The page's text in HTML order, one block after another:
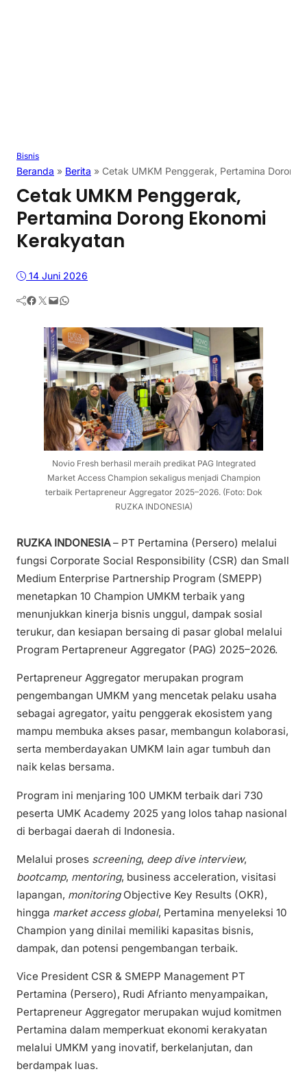
Bisnis
Beranda » Berita » Cetak UMKM Penggerak, Pertamina Dorong
Cetak UMKM Penggerak,
Pertamina Dorong Ekonomi
Kerakyatan
14 Juni 2026
Facebook Twitter Mail WhatsApp
Novio Fresh berhasil meraih predikat PAG Integrated
Market Access Champion sekaligus menjadi Champion
terbaik Pertapreneur Aggregator 2025–2026. (Foto: Dok
RUZKA INDONESIA)
RUZKA INDONESIA– PT Pertamina (Persero) melalui
fungsi Corporate Social Responsibility (CSR) dan Small
Medium Enterprise Partnership Program (SMEPP)
menetapkan 10 Champion UMKM terbaik yang
menunjukkan kinerja bisnis unggul, dampak sosial
terukur, dan kesiapan bersaing di pasar global melalui
Program Pertapreneur Aggregator (PAG) 2025–2026.
Pertapreneur Aggregator merupakan program
pengembangan UMKM yang mencetak pelaku usaha
sebagai agregator, yaitu penggerak ekosistem yang
mampu membuka akses pasar, membangun kolaborasi,
serta memberdayakan UMKM lain agar tumbuh dan
naik kelas bersama.
Program ini menjaring 100 UMKM terbaik dari 730
peserta UMK Academy 2025 yang lolos tahap nasional
di berbagai daerah di Indonesia.
Melalui proses screening, deep dive interview,
bootcamp, mentoring, business acceleration, visitasi
lapangan, monitoringObjective Key Results (OKR),
hingga market access global, Pertamina menyeleksi 10
Champion yang dinilai memiliki kapasitas bisnis,
dampak, dan potensi pengembangan terbaik.
Vice President CSR & SMEPP Management PT
Pertamina (Persero), Rudi Afrianto menyampaikan,
Pertapreneur Aggregator merupakan wujud komitmen
Pertamina dalam memperkuat ekonomi kerakyatan
melalui UMKM yang inovatif, berkelanjutan, dan
berdampak luas.